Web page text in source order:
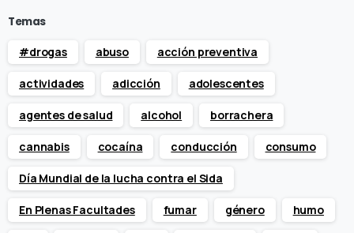
Temas
#drogas
abuso acción preventiva
actividades adicción adolescentes
agentes de salud alcohol borrachera
cannabis cocaína conducción consumo
Día Mundial de la lucha contra el Sida
En Plenas Facultades fumar género humo